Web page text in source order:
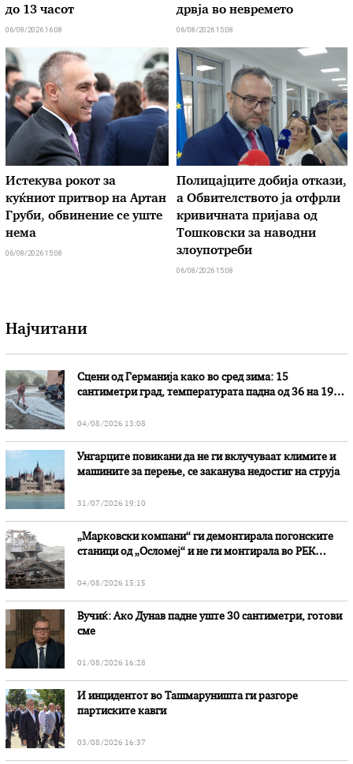
до 13 часот
06/08/2026 16:08
дрвја во невремето
06/08/2026 15:08
Истекува рокот за
куќниот притвор на Артан
Груби, обвинение се уште
нема
06/08/2026 15:08
Полицајците добија откази,
а Обвителството ја отфрли
кривичната пријава од
Тошковски за наводни
злоупотреби
06/08/2026 15:08
Најчитани
Сцени од Германија како во сред зима: 15
сантиметри град, температурата падна од 36 на 19
04/08/2026 13:08
Унгарците повикани да не ги вклучуваат климите и
машините за перење, се заканува недостиг на струја
31/07/2026 19:10
„Марковски компани“ ги демонтирала погонските
станици од „Осломеј“ и не ги монтирала во РЕК
04/08/2026 15:15
Вучиќ: Ако Дунав падне уште 30 сантиметри, готови
сме
01/08/2026 16:28
И инцидентот во Ташмаруништa ги разгоре
партиските кавги
03/08/2026 16:37